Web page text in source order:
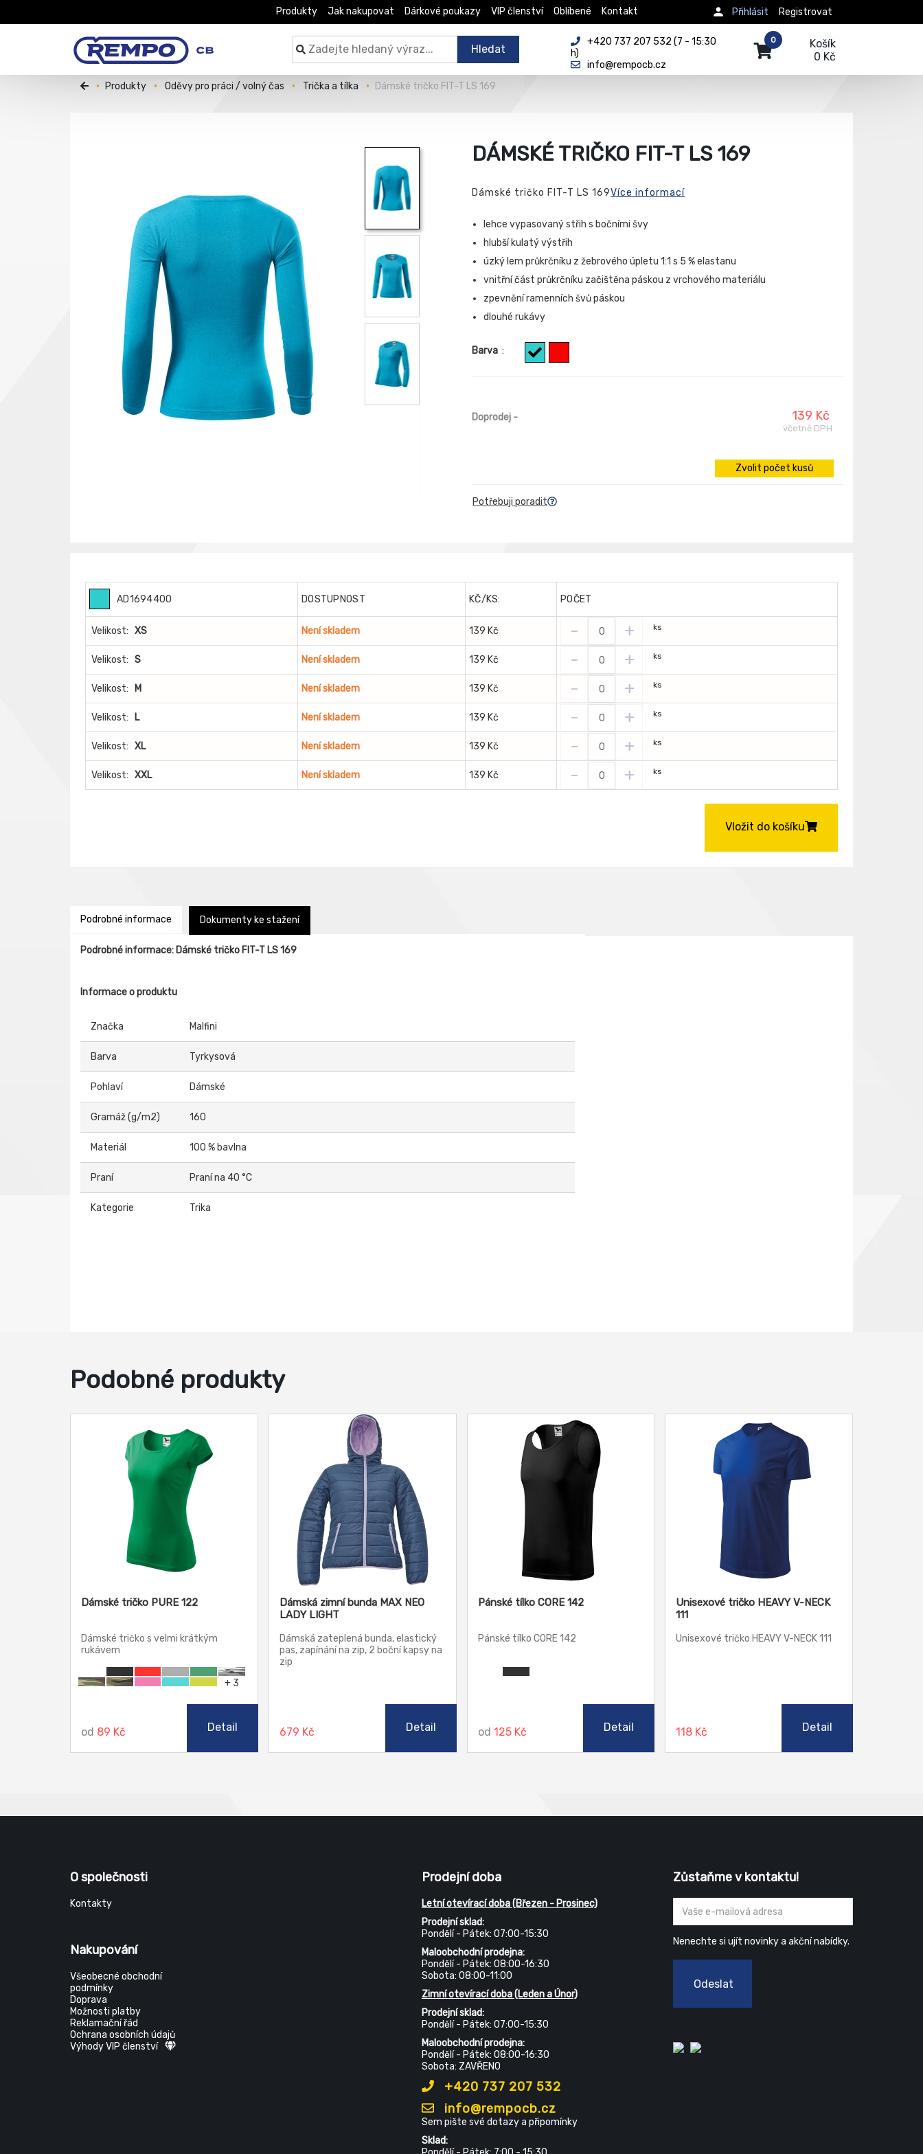
Produkty Jak nakupovat Dárkové poukazy VIP členství Oblíbené Kontakt Registrovat
Přihlásit
Hledat
+420 737 207 532 (7 - 15:30
h)
info@rempocb.cz
Košík
0 Kč
0
Produkty Oděvy pro práci / volný čas Trička a tílka Dámské tričko FIT-T LS 169
DÁMSKÉ TRIČKO FIT-T LS 169
Dámské tričko FIT-T LS 169Více informací
lehce vypasovaný střih s bočními švy
hlubší kulatý výstřih
úzký lem průkrčníku z žebrového úpletu 1:1 s 5 % elastanu
vnitřní část průkrčníku začištěna páskou z vrchového materiálu
zpevnění ramenních švů páskou
dlouhé rukávy
Barva :
Doprodej - 139 Kč
včetně DPH
Zvolit počet kusů
Potřebuji poradit
AD1694400 DOSTUPNOST KČ/KS: POČET
Velikost: XS Není skladem 139 Kč - + ks
Velikost: S Není skladem 139 Kč - + ks
Velikost: M Není skladem 139 Kč - + ks
Velikost: L Není skladem 139 Kč - + ks
Velikost: XL Není skladem 139 Kč - + ks
Velikost: XXL Není skladem 139 Kč - + ks
Vložit do košíku
Podrobné informace Dokumenty ke stažení
Podrobné informace: Dámské tričko FIT-T LS 169
Informace o produktu
Značka Malfini
Barva Tyrkysová
Pohlaví Dámské
Gramáž (g/m2) 160
Materiál 100 % bavlna
Praní Praní na 40 °C
Kategorie Trika
Podobné produkty
Dámské tričko PURE 122
Dámské tričko s velmi krátkým
rukávem
+ 3
od 89 Kč Detail
Dámská zimní bunda MAX NEO
LADY LIGHT
Dámská zateplená bunda, elastický
pas, zapínání na zip, 2 boční kapsy na
zip
679 Kč Detail
Pánské tílko CORE 142
Pánské tílko CORE 142
od 125 Kč Detail
Unisexové tričko HEAVY V-NECK
111
Unisexové tričko HEAVY V-NECK 111
118 Kč Detail
O společnosti
Kontakty
Nakupování
Všeobecné obchodní
podmínky
Doprava
Možnosti platby
Reklamační řád
Ochrana osobních údajů
Výhody VIP členství
Prodejní doba
Letní otevírací doba (Březen - Prosinec)
Prodejní sklad:
Pondělí - Pátek: 07:00-15:30
Maloobchodní prodejna:
Pondělí - Pátek: 08:00-16:30
Sobota: 08:00-11:00
Zimní otevírací doba (Leden a Únor)
Prodejní sklad:
Pondělí - Pátek: 07:00-15:30
Maloobchodní prodejna:
Pondělí - Pátek: 08:00-16:30
Sobota: ZAVŘENO
+420 737 207 532
info@rempocb.cz
Sem pište své dotazy a připomínky
Sklad:
Zůstaňme v kontaktu!
Nenechte si ujít novinky a akční nabídky.
Odeslat